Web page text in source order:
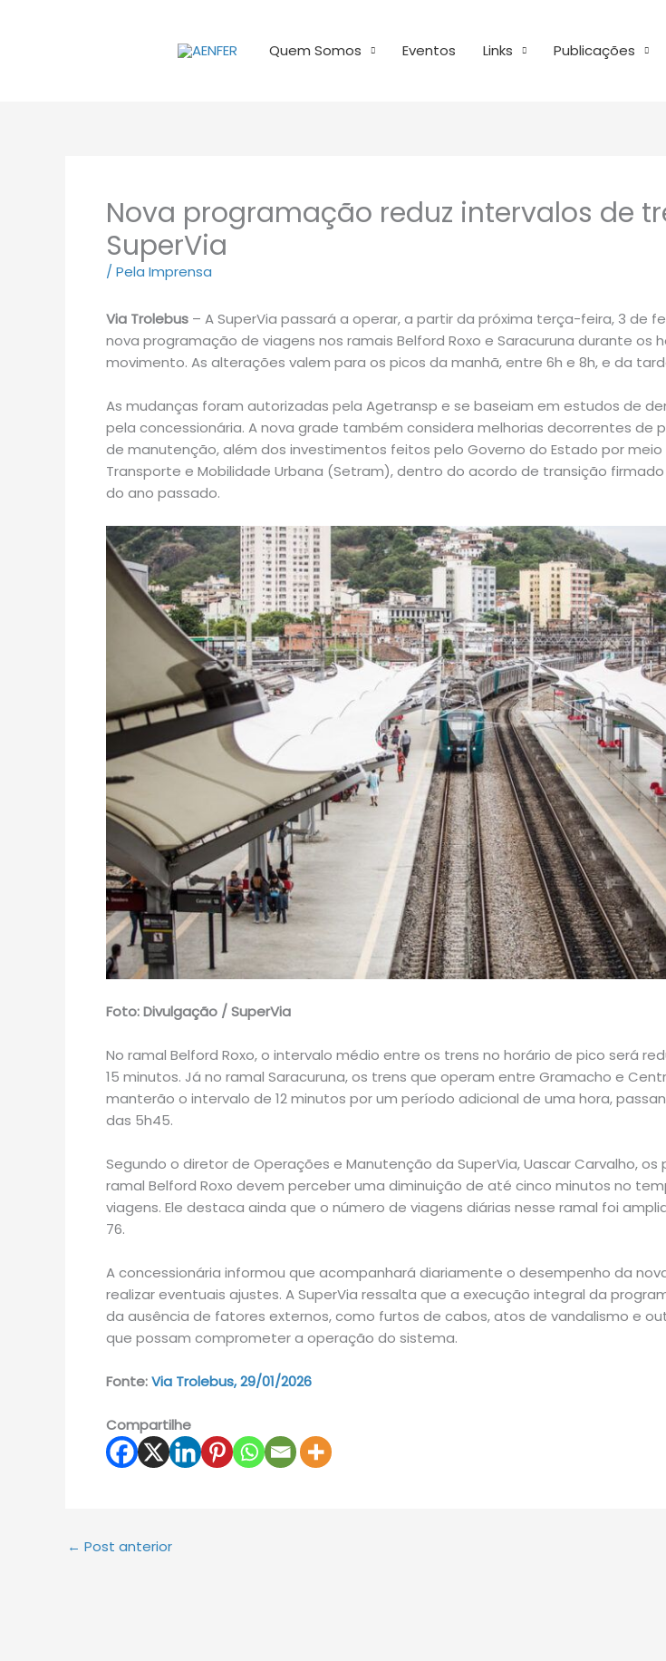
Quem Somos Eventos Links Publicações
Nova programação reduz intervalos de
SuperVia
/ Pela Imprensa
Via Trolebus – A SuperVia passará a operar, a partir da próxima terça-feira, 3 de
nova programação de viagens nos ramais Belford Roxo e Saracuruna durante os
movimento. As alterações valem para os picos da manhã, entre 6h e 8h, e da
As mudanças foram autorizadas pela Agetransp e se baseiam em estudos de
pela concessionária. A nova grade também considera melhorias decorrentes de
de manutenção, além dos investimentos feitos pelo Governo do Estado por
Transporte e Mobilidade Urbana (Setram), dentro do acordo de transição
do ano passado.
Foto: Divulgação / SuperVia
No ramal Belford Roxo, o intervalo médio entre os trens no horário de pico será
15 minutos. Já no ramal Saracuruna, os trens que operam entre Gramacho e
manterão o intervalo de 12 minutos por um período adicional de uma hora,
das 5h45.
Segundo o diretor de Operações e Manutenção da SuperVia, Uascar Carvalho, os
ramal Belford Roxo devem perceber uma diminuição de até cinco minutos no
viagens. Ele destaca ainda que o número de viagens diárias nesse ramal foi
76.
A concessionária informou que acompanhará diariamente o desempenho da
realizar eventuais ajustes. A SuperVia ressalta que a execução integral da
da ausência de fatores externos, como furtos de cabos, atos de vandalismo e
que possam comprometer a operação do sistema.
Fonte:Via Trolebus, 29/01/2026
Compartilhe
← Post anterior